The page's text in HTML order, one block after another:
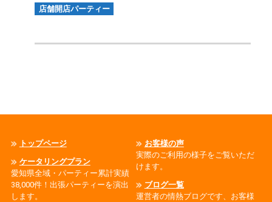
店舗開店パーティー
トップページ
ケータリングプラン
愛知県全域・パーティー累計実績
38,000件！出張パーティーを演出
します。
お客様の声
実際のご利用の様子をご覧いただ
けます。
ブログ一覧
運営者の情熱ブログです、お客様